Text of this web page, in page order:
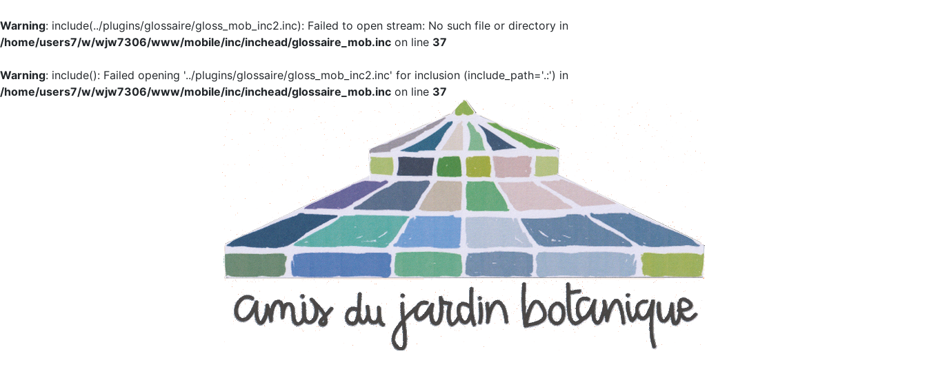
Warning: include(../plugins/glossaire/gloss_mob_inc2.inc): Failed to open stream: No such file or directory in
/home/users7/w/wjw7306/www/mobile/inc/inchead/glossaire_mob.inc on line 37
Warning: include(): Failed opening '../plugins/glossaire/gloss_mob_inc2.inc' for inclusion (include_path='.:') in
/home/users7/w/wjw7306/www/mobile/inc/inchead/glossaire_mob.inc on line 37